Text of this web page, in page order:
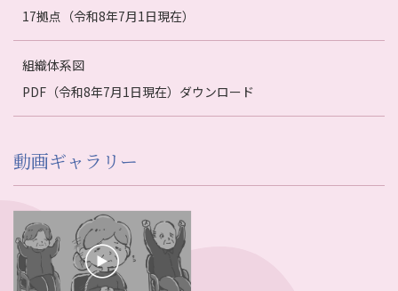
17拠点（令和8年7月1日現在）
組織体系図
PDF（令和8年7月1日現在）ダウンロード
動画ギャラリー